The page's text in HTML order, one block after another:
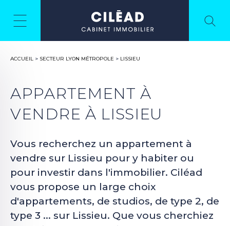
ACCUEIL > SECTEUR LYON MÉTROPOLE > LISSIEU
APPARTEMENT À
VENDRE À LISSIEU
Vous recherchez un appartement à
vendre sur Lissieu pour y habiter ou
pour investir dans l'immobilier. Ciléad
vous propose un large choix
d'appartements, de studios, de type 2, de
type 3 ... sur Lissieu. Que vous cherchiez